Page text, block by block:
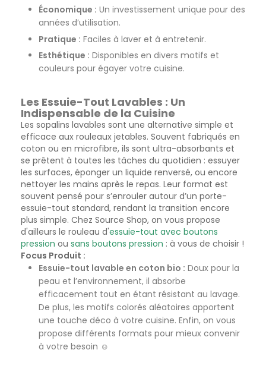
Économique : Un investissement unique pour des
années d’utilisation.
Pratique : Faciles à laver et à entretenir.
Esthétique : Disponibles en divers motifs et
couleurs pour égayer votre cuisine.
Les Essuie-Tout Lavables : Un
Indispensable de la Cuisine
Les sopalins lavables sont une alternative simple et
efficace aux rouleaux jetables. Souvent fabriqués en
coton ou en microfibre, ils sont ultra-absorbants et
se prêtent à toutes les tâches du quotidien : essuyer
les surfaces, éponger un liquide renversé, ou encore
nettoyer les mains après le repas. Leur format est
souvent pensé pour s’enrouler autour d’un porte-
essuie-tout standard, rendant la transition encore
plus simple. Chez Source Shop, on vous propose
d'ailleurs le rouleau d'essuie-tout avec boutons
pression ou sans boutons pression : à vous de choisir !
Focus Produit :
Essuie-tout lavable en coton bio : Doux pour la
peau et l’environnement, il absorbe
efficacement tout en étant résistant au lavage.
De plus, les motifs colorés aléatoires apportent
une touche déco à votre cuisine. Enfin, on vous
propose différents formats pour mieux convenir
à votre besoin ☺️